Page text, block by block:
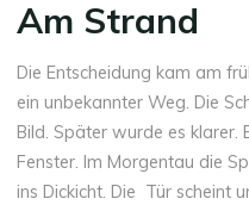
Am Strand
Die Entscheidung kam am
ein unbekannter Weg. Die
Bild. Später wurde es klarer.
Fenster. Im Morgentau die
ins Dickicht. Die Tür scheint